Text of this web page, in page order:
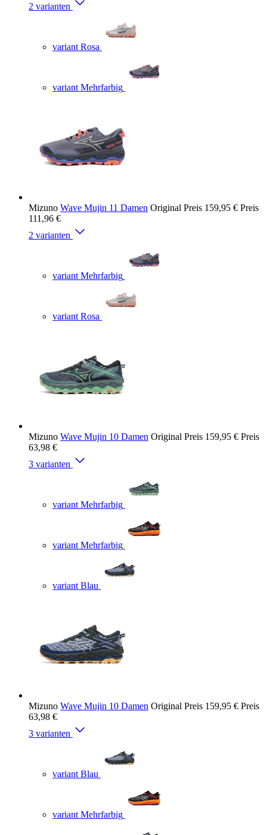
2 varianten
variant Rosa
variant Mehrfarbig
Mizuno Wave Mujin 11 Damen Original Preis 159,95 € Preis
111,96 €
2 varianten
variant Mehrfarbig
variant Rosa
Mizuno Wave Mujin 10 Damen Original Preis 159,95 € Preis
63,98 €
3 varianten
variant Mehrfarbig
variant Mehrfarbig
variant Blau
Mizuno Wave Mujin 10 Damen Original Preis 159,95 € Preis
63,98 €
3 varianten
variant Blau
variant Mehrfarbig